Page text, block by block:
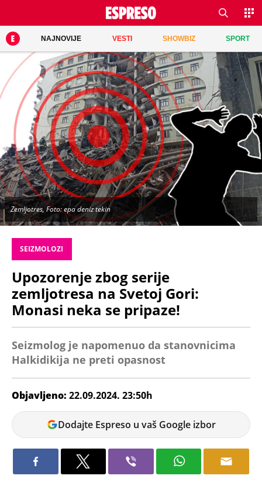
NAJNOVIJE VESTI SHOWBIZ SPORT
Zemljotres, Foto: epa deniz tekin
SEIZMOLOZI
Upozorenje zbog serije
zemljotresa na Svetoj Gori:
Monasi neka se pripaze!
Seizmolog je napomenuo da stanovnicima
Halkidikija ne preti opasnost
Objavljeno: 22.09.2024. 23:50h
Miloš
DojčinovićDodajte Espreso u vaš Google izbor